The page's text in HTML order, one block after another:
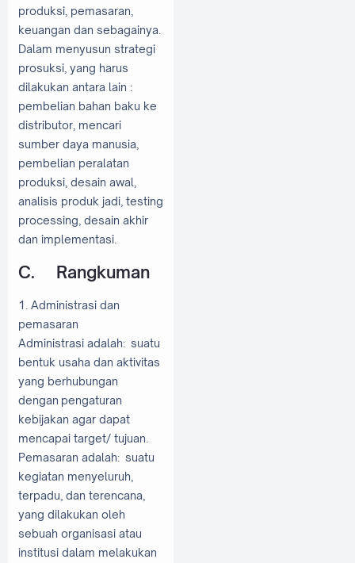
produksi, pemasaran,
keuangan dan sebagainya.
Dalam menyusun strategi
prosuksi, yang harus
dilakukan antara lain :
pembelian bahan baku ke
distributor, mencari
sumber daya manusia,
pembelian peralatan
produksi, desain awal,
analisis produk jadi, testing
processing, desain akhir
dan implementasi.
C. Rangkuman
1. Administrasi dan
pemasaran
Administrasi adalah: suatu
bentuk usaha dan aktivitas
yang berhubungan
dengan pengaturan
kebijakan agar dapat
mencapai target/ tujuan.
Pemasaran adalah: suatu
kegiatan menyeluruh,
terpadu, dan terencana,
yang dilakukan oleh
sebuah organisasi atau
institusi dalam melakukan